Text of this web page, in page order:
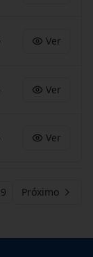
Ver
Ver
Ver
Próximo